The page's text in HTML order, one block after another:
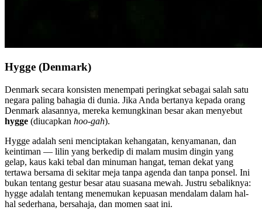
Hygge (Denmark)
Denmark secara konsisten menempati peringkat sebagai salah satu
negara paling bahagia di dunia. Jika Anda bertanya kepada orang
Denmark alasannya, mereka kemungkinan besar akan menyebut
hygge (diucapkan hoo-gah).
Hygge adalah seni menciptakan kehangatan, kenyamanan, dan
keintiman — lilin yang berkedip di malam musim dingin yang
gelap, kaus kaki tebal dan minuman hangat, teman dekat yang
tertawa bersama di sekitar meja tanpa agenda dan tanpa ponsel. Ini
bukan tentang gestur besar atau suasana mewah. Justru sebaliknya:
hygge adalah tentang menemukan kepuasan mendalam dalam hal-
hal sederhana, bersahaja, dan momen saat ini.